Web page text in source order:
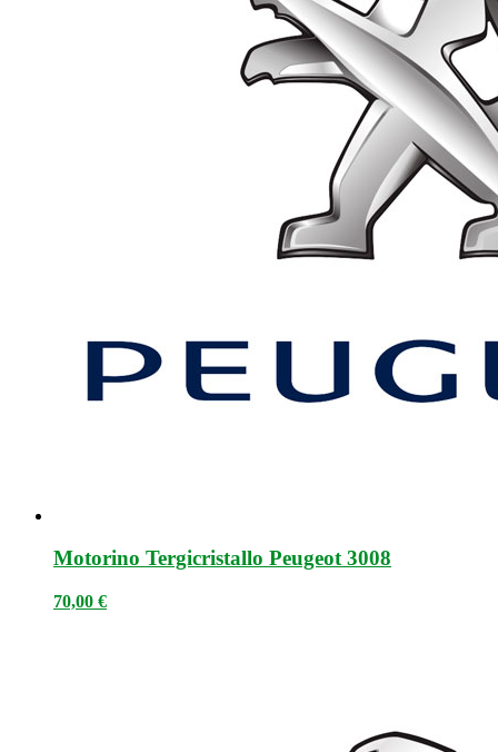
Motorino Tergicristallo Peugeot 3008
70,00 €